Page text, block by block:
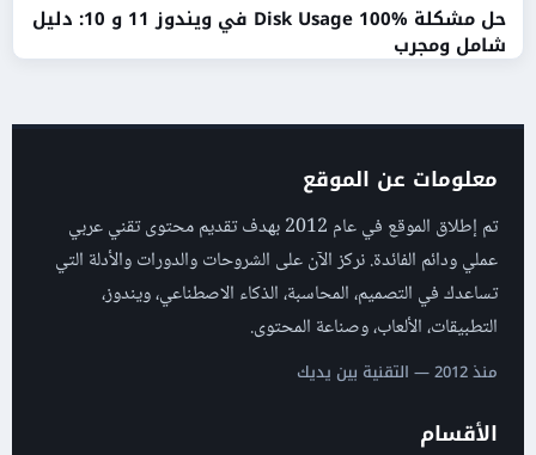
حل مشكلة Disk Usage 100% في ويندوز 11 و 10: دليل
شامل ومجرب
معلومات عن الموقع
تم إطلاق الموقع في عام 2012 بهدف تقديم محتوى تقني عربي
عملي ودائم الفائدة. نركز الآن على الشروحات والدورات والأدلة التي
تساعدك في التصميم، المحاسبة، الذكاء الاصطناعي، ويندوز،
التطبيقات، الألعاب، وصناعة المحتوى.
منذ 2012 — التقنية بين يديك
الأقسام